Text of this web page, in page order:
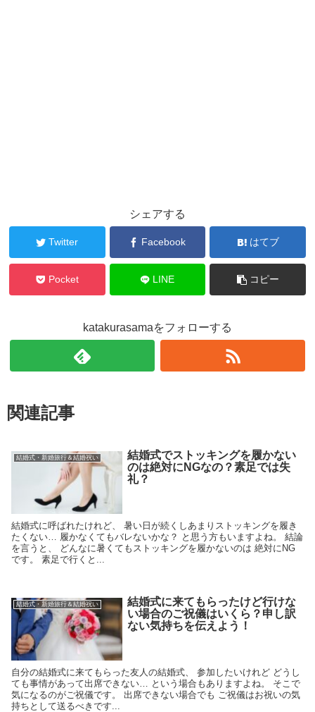
シェアする
Twitter Facebook はてブ
Pocket LINE コピー
katakurasamaをフォローする
関連記事
結婚式・新婚旅行＆結婚祝い
結婚式でストッキングを履かない
のは絶対にNGなの？素足では失
礼？
結婚式に呼ばれたけれど、 暑い日が続くしあまりストッキングを履き
たくない… 履かなくてもバレないかな？ と思う方もいますよね。 結論
を言うと、 どんなに暑くてもストッキングを履かないのは 絶対にNG
です。 素足で行くと...
結婚式・新婚旅行＆結婚祝い
結婚式に来てもらったけど行けな
い場合のご祝儀はいくら？申し訳
ない気持ちを伝えよう！
自分の結婚式に来てもらった友人の結婚式、 参加したいけれど どうし
ても事情があって出席できない… という場合もありますよね。 そこで
気になるのがご祝儀です。 出席できない場合でも ご祝儀はお祝いの気
持ちとして送るべきです...